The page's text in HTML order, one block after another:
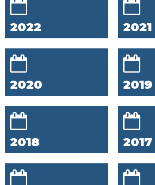
2022 2021
2020 2019
2018 2017